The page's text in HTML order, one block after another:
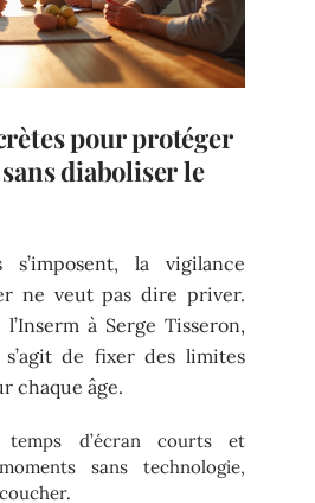
pour protéger
diaboliser le
la vigilance
ne veut pas dire priver.
à Serge Tisseron,
de fixer des limites
chaque âge.
d’écran courts et
sans technologie,